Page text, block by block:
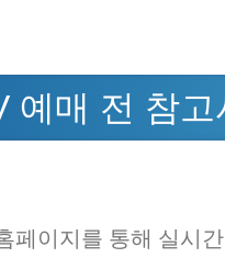
예매 전 참고
페이지를 통해 실시